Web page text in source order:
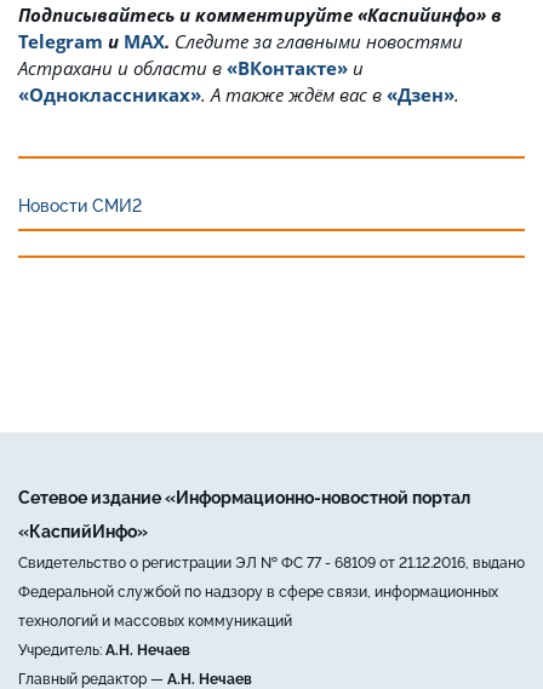
Подписывайтесь и комментируйте «Каспийинфо» в
Telegram и MAX. Cледите за главными новостями
Астрахани и области в «ВКонтакте» и
«Одноклассниках». А также ждём вас в «Дзен».
Новости СМИ2
Сетевое издание «Информационно-новостной портал
«КаспийИнфо»
Свидетельство о регистрации ЭЛ № ФС 77 - 68109 от 21.12.2016, выдано
Федеральной службой по надзору в сфере связи, информационных
технологий и массовых коммуникаций
Учредитель: А.Н. Нечаев
Главный редактор — А.Н. Нечаев